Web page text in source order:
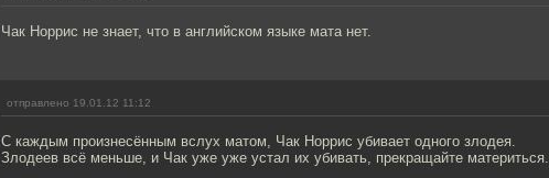
Чак Норрис не знает, что в английском языке мата нет.
отправлено 19.01.12 11:12
С каждым произнесённым вслух матом, Чак Норрис убивает одного злодея.
Злодеев всё меньше, и Чак уже уже устал их убивать, прекращайте материться.